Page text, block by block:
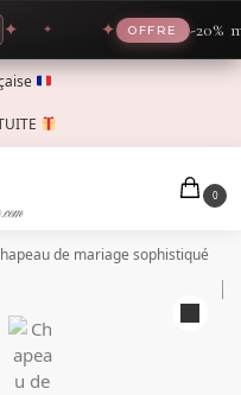
OFFRE -20%
0
de mariage sophistiqué